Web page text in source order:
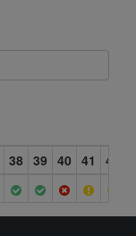
38 39 40 41
42